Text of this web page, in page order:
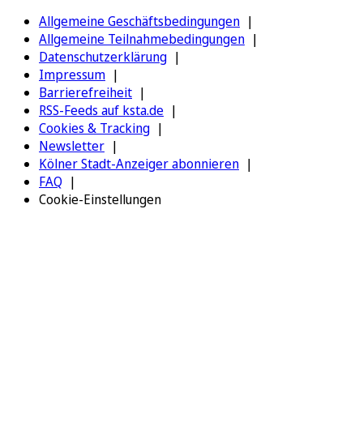
Allgemeine Geschäftsbedingungen
Allgemeine Teilnahmebedingungen
Datenschutzerklärung
Impressum
Barrierefreiheit
RSS-Feeds auf ksta.de
Cookies & Tracking
Newsletter
Kölner Stadt-Anzeiger abonnieren
FAQ
Cookie-Einstellungen